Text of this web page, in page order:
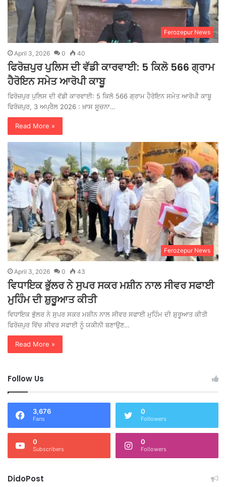
Ferozepur News
April 3, 2026 0 40
ਫਿਰੋਜ਼ਪੁਰ ਪੁਲਿਸ ਦੀ ਵੱਡੀ ਕਾਰਵਾਈ: 5 ਕਿਲੋ 566 ਗ੍ਰਾਮ
ਹੈਰੋਇਨ ਸਮੇਤ ਆਰੋਪੀ ਕਾਬੂ
ਫਿਰੋਜ਼ਪੁਰ ਪੁਲਿਸ ਦੀ ਵੱਡੀ ਕਾਰਵਾਈ: 5 ਕਿਲੋ 566 ਗ੍ਰਾਮ ਹੈਰੋਇਨ ਸਮੇਤ ਆਰੋਪੀ ਕਾਬੂ
ਫਿਰੋਜ਼ਪੁਰ, 3 ਅਪ੍ਰੈਲ 2026 : ਖ਼ਾਸ ਸੂਚਨਾ…
Read More »
Ferozepur News
April 3, 2026 0 43
ਵਿਧਾਇਕ ਭੁੱਲਰ ਨੇ ਸੁਪਰ ਸਕਰ ਮਸ਼ੀਨ ਨਾਲ ਸੀਵਰ ਸਫਾਈ
ਮੁਹਿੰਮ ਦੀ ਸ਼ੁਰੂਆਤ ਕੀਤੀ
ਵਿਧਾਇਕ ਭੁੱਲਰ ਨੇ ਸੁਪਰ ਸਕਰ ਮਸ਼ੀਨ ਨਾਲ ਸੀਵਰ ਸਫਾਈ ਮੁਹਿੰਮ ਦੀ ਸ਼ੁਰੂਆਤ ਕੀਤੀ
ਫਿਰੋਜ਼ਪੁਰ ਵਿੱਚ ਸੀਵਰ ਸਫਾਈ ਨੂੰ ਯਕੀਨੀ ਬਣਾਉਣ…
Read More »
Follow Us
3,676
Fans
0
Followers
0
Subscribers
0
Followers
DidoPost